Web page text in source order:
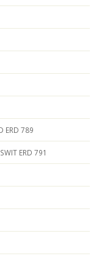
ERD 789
ERD 791